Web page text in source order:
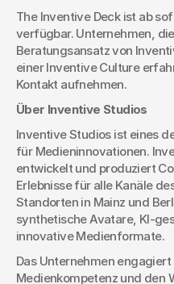
The Inventive Deck ist ab
verfügbar. Unternehmen,
Beratungsansatz von
einer Inventive Culture
Kontakt aufnehmen.
Über Inventive Studios
Inventive Studios ist eines
für Medieninnovationen.
entwickelt und produziert
Erlebnisse für alle Kanäle
Standorten in Mainz und
synthetische Avatare, KI-
innovative Medienformate.
Das Unternehmen
Medienkompetenz und den